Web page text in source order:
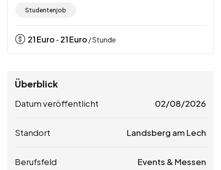
Studentenjob
21Euro - 21Euro / Stunde
Überblick
Datum veröffentlicht 02/08/2026
Standort Landsberg am Lech
Berufsfeld Events & Messen